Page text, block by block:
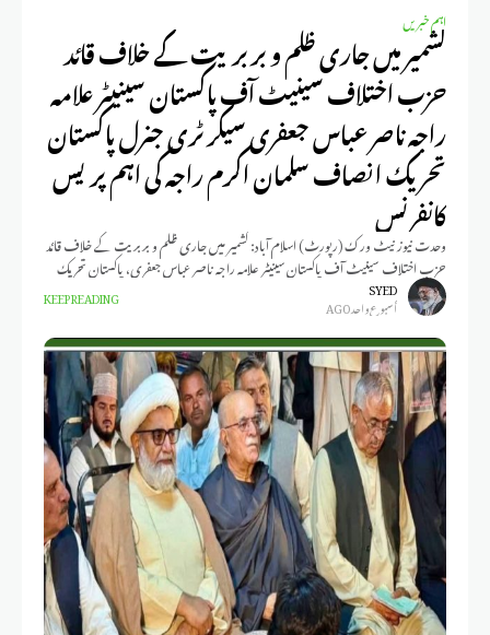
اہم خبریں
کشمیر میں جاری ظلم و بربریت کے خلاف قائد
حزب اختلاف سینیٹ آف پاکستان سینیٹر علامہ
راجہ ناصر عباس جعفری سیکرٹری جنرل پاکستان
تحریک انصاف سلمان اکرم راجہ کی اہم پریس
کانفرنس
وحدت نیوز نیٹ ورک (رپورٹ) اسلام آباد: کشمیر میں جاری ظلم و بربریت کے خلاف قائد
حزب اختلاف سینیٹ آف پاکستان سینیٹر علامہ راجہ ناصر عباس جعفری، پاکستان تحریک
انصاف SYED
أسبوع واحد AGO KEEP READING